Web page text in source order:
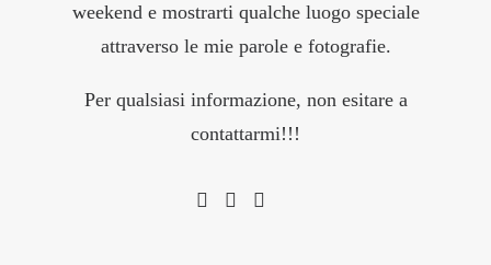
weekend e mostrarti qualche luogo speciale
attraverso le mie parole e fotografie.
Per qualsiasi informazione, non esitare a
contattarmi!!!